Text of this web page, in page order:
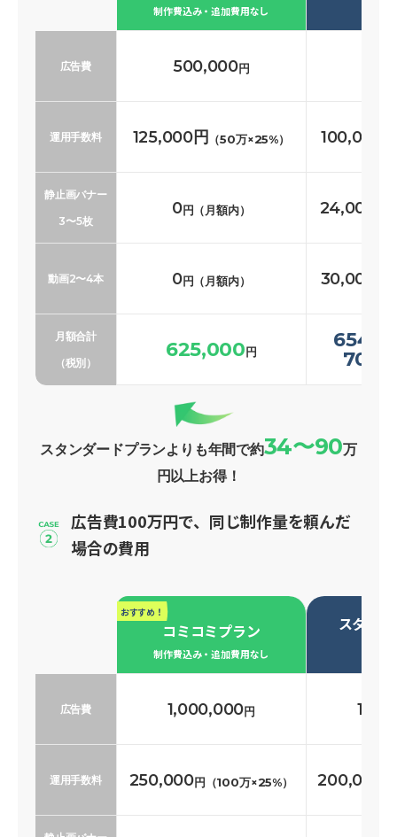
制作費込み・追加費用なし
広告費 500,000円
運用手数料 125,000円 （50万×25%） 100,000
静止画バナー
3〜5枚
0円（月額内） 24,000
動画2〜4本 0円（月額内） 30,000
月額合計
（税別）
625,000円
スタンダードプランよりも年間で約34〜90万
円以上お得！
広告費100万円で、同じ制作量を頼んだ
場合の費用
おすすめ！
コミコミプラン
制作費込み・追加費用なし
スタン
広告費 1,000,000円
運用手数料 250,000円（100万×25%） 200,000